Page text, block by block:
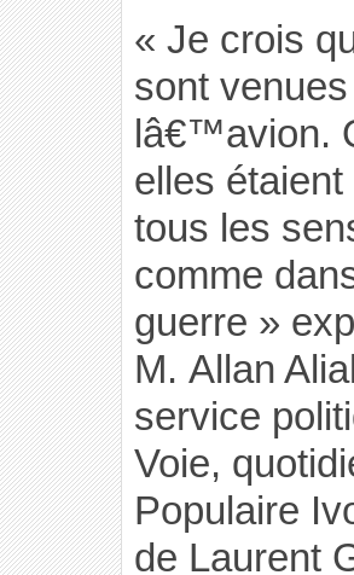
« Je crois
sont
lâ€™avion.
elles
tous les
comme
guerre »
M. Allan
service
Voie,
Populaire
de Laurent